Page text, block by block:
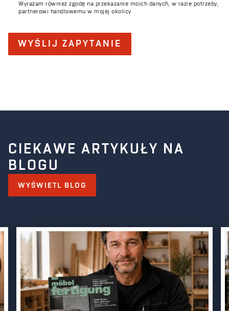
Wyrażam również zgodę na przekazanie moich danych, w razie potrzeby,
partnerowi handlowemu w mojej okolicy.
WYŚLIJ ZAPYTANIE
CIEKAWE ARTYKUŁY NA
BLOGU
WYŚWIETL BLOG